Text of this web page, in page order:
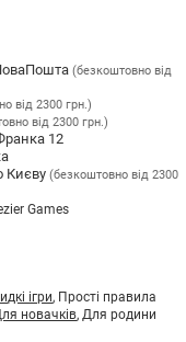
(безкоштовно від
від 2300 грн.)
від 2300 грн.)
12
Києву(безкоштовно від 2300
Games
ігри, Прості правила
новачків, Для родини